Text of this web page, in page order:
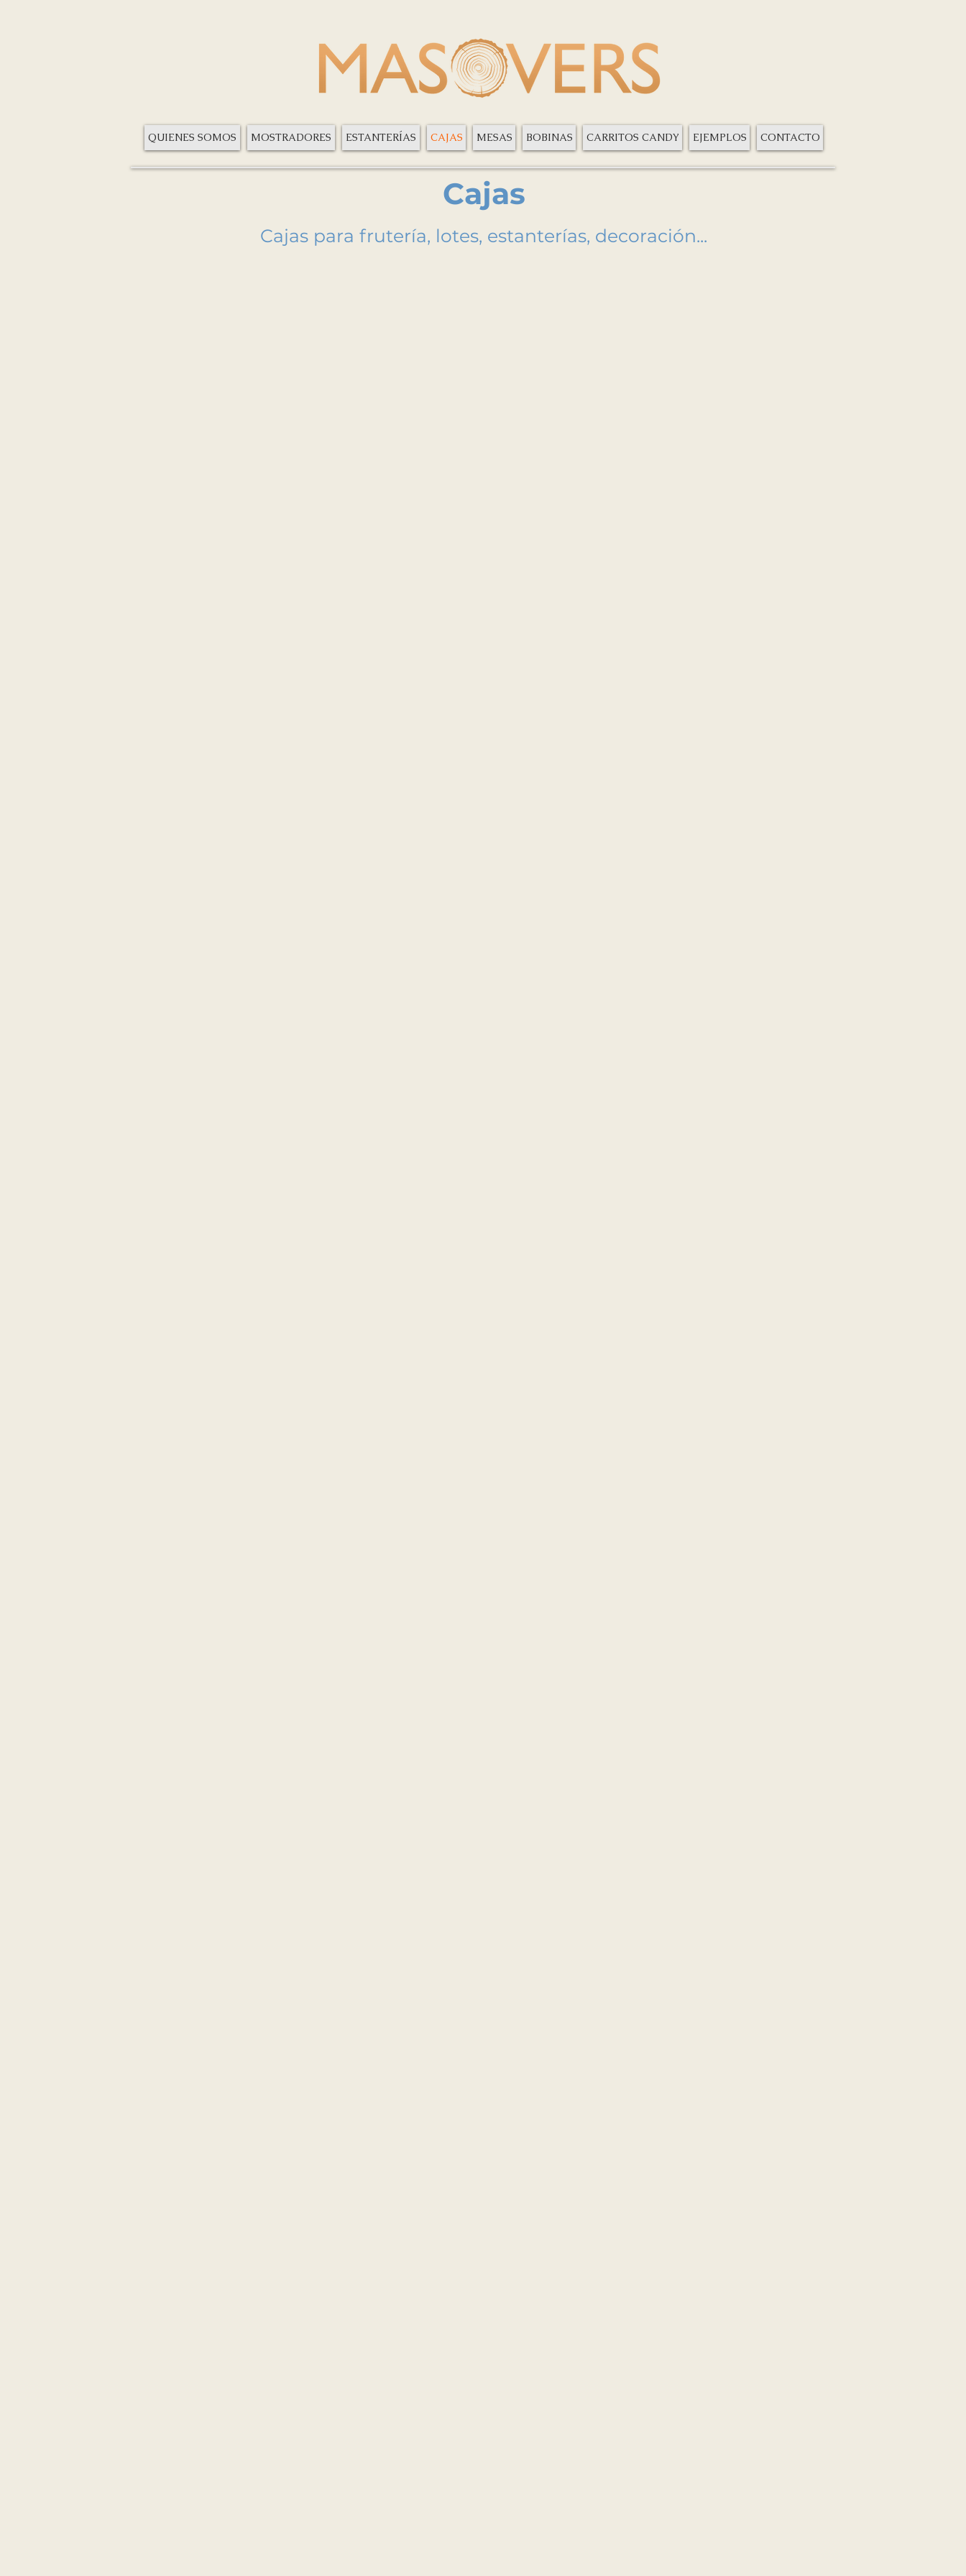
QUIENES SOMOS MOSTRADORES ESTANTERÍAS CAJAS MESAS BOBINAS CARRITOS CANDY EJEMPLOS CONTACTO
Cajas
Cajas para frutería, lotes, estanterías, decoración...